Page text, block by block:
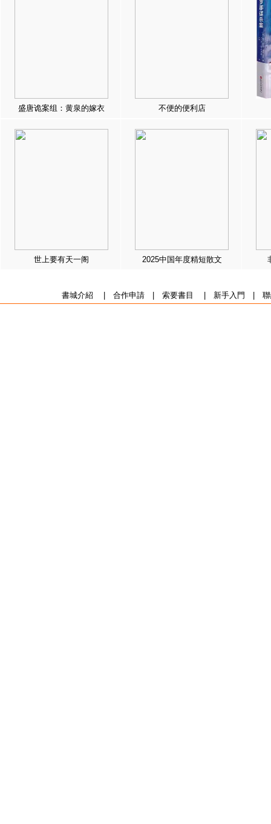
盛唐诡案组：黄泉的嫁衣 不便的便利店
世上要有天一阁 2025中国年度精短散文
書城介紹 合作申請| 索要書目 新手入門